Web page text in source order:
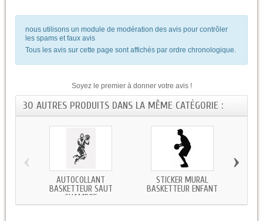
nous utilisons un module de modération des avis pour contrôler
les spams et faux avis
Tous les avis sur cette page sont affichés par ordre chronologique.
Soyez le premier à donner votre avis !
30 AUTRES PRODUITS DANS LA MÊME CATÉGORIE :
AUTOCOLLANT
BASKETTEUR SAUT
CHAMBRE
STICKER MURAL
BASKETTEUR ENFANT
‹ ›